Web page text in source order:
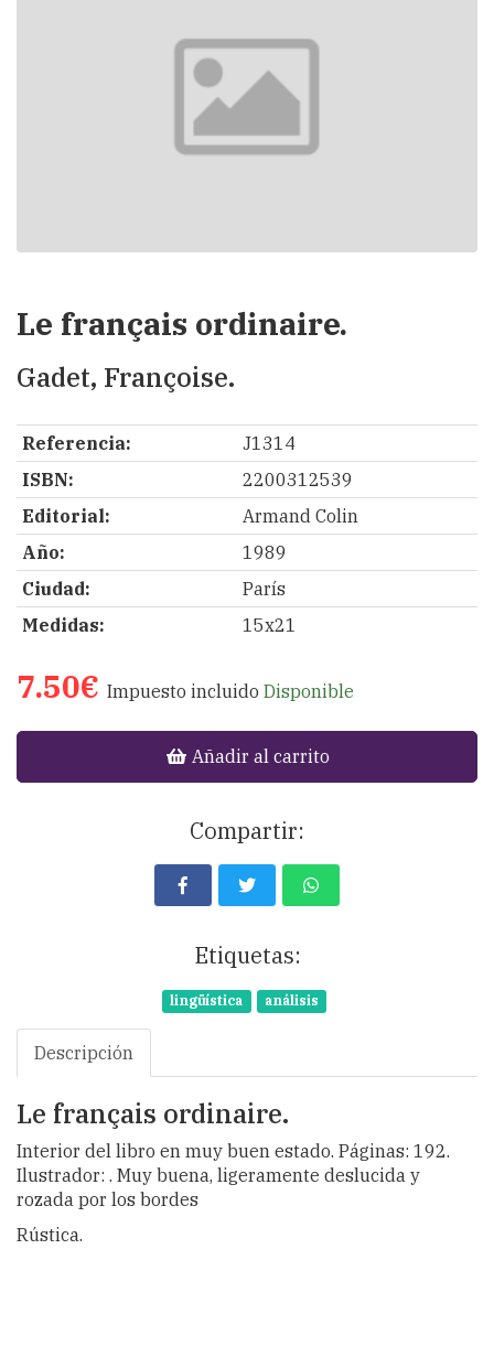
Le français ordinaire.
Gadet, Françoise.
Referencia:
J1314
ISBN:
2200312539
Editorial:
Armand Colin
Año:
1989
Ciudad:
París
Medidas:
15x21
7.50€ Impuesto incluido Disponible
Añadir al carrito
Compartir:
Etiquetas:
lingüística análisis
Descripción
Le français ordinaire.
Interior del libro en muy buen estado. Páginas: 192.
Ilustrador: . Muy buena, ligeramente deslucida y
rozada por los bordes
Rústica.